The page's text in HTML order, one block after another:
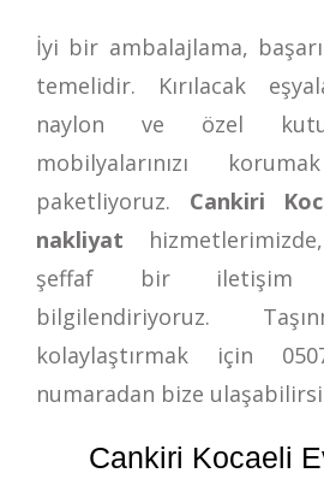
İyi bir ambalajlama,
temelidir. Kırılacak
naylon ve özel
mobilyalarınızı
paketliyoruz. Cankiri
nakliyat
şeffaf bir iletişim
bilgilendiriyoruz.
kolaylaştırmak için
numaradan bize
Cankiri Kocaeli